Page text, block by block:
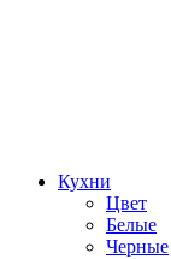
Кухни
Цвет
Белые
Черные